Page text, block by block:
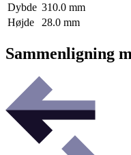
Dybde 310.0 mm
Højde
28.0 mm
Sammenligning